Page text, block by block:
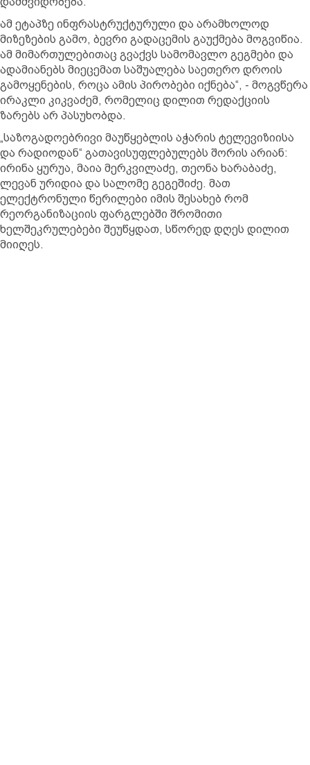
ამ ეტაპზე ინფრასტრუქტურული და არამხოლოდ
მიზეზების გამო, ბევრი გადაცემის გაუქმება მოგვიწია.
ამ მიმართულებითაც გვაქვს სამომავლო გეგმები და
ადამიანებს მიეცემათ საშუალება საეთერო დროის
გამოყენების, როცა ამის პირობები იქნება“, - მოგვწერა
ირაკლი კიკვაძემ, რომელიც დილით რედაქციის
ზარებს არ პასუხობდა.
„საზოგადოებრივი მაუწყებლის აჭარის ტელევიზიისა
და რადიოდან“ გათავისუფლებულებს შორის არიან:
ირინა ყურუა, მაია მერკვილაძე, თეონა ხარაბაძე,
ლევან ურიდია და სალომე გეგეშიძე. მათ
ელექტრონული წერილები იმის შესახებ რომ
რეორგანიზაციის ფარგლებში შრომითი
ხელშეკრულებები შეუწყდათ, სწორედ დღეს დილით
მიიღეს.